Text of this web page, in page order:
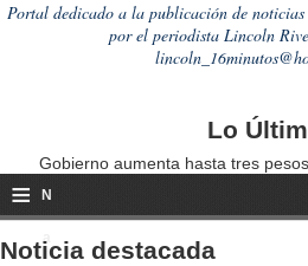
Portal dedicado a la publicación de
por el periodista Lincoln
Lo
Gobierno aumenta hasta tres
≡ N
a
Noticia destacada